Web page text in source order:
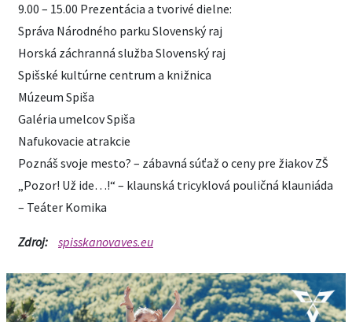
9.00 – 15.00 Prezentácia a tvorivé dielne:
Správa Národného parku Slovenský raj
Horská záchranná služba Slovenský raj
Spišské kultúrne centrum a knižnica
Múzeum Spiša
Galéria umelcov Spiša
Nafukovacie atrakcie
Poznáš svoje mesto? – zábavná súťaž o ceny pre žiakov ZŠ
„Pozor! Už ide…!“ – klaunská tricyklová pouličná klauniáda
– Teáter Komika
Zdroj: spisskanovaves.eu